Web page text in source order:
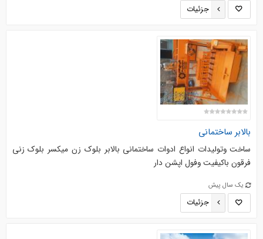
جزئیات
بالابر ساختمانی
ساخت وتولیدات انواع ادوات ساختمانی بالابر بلوک زن میکسر بلوک زنی
فرقون باکیفیت وفول اپشن دار
یک سال پیش
جزئیات